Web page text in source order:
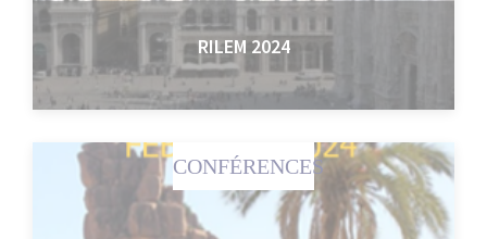
RILEM 2024
CONFÉRENCES